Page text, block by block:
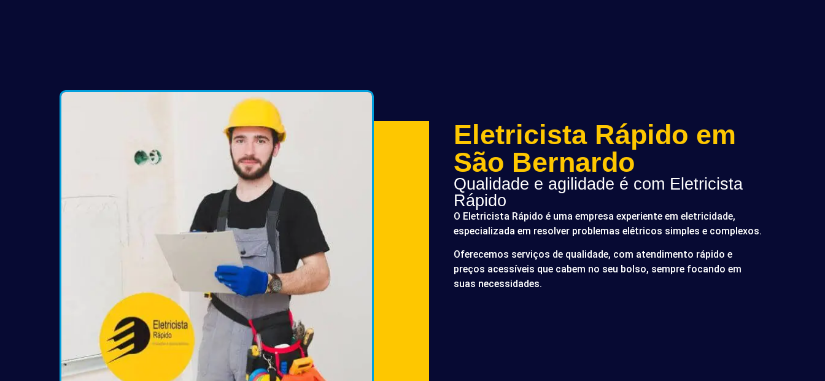
Eletricista Rápido em
São Bernardo
Qualidade e agilidade é com Eletricista
Rápido
O Eletricista Rápido é uma empresa experiente em eletricidade,
especializada em resolver problemas elétricos simples e complexos.
Oferecemos serviços de qualidade, com atendimento rápido e
preços acessíveis que cabem no seu bolso, sempre focando em
suas necessidades.